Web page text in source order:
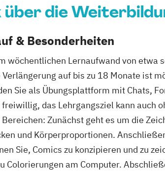
über die
& Besonderheiten
wöchentlichen Lernaufwand von etwa
auf bis zu 18 Monate ist
Sie als Übungsplattform mit Chats,
das Lehrgangsziel kann auch
Zunächst geht es um die
und Körperproportionen.
Sie, Comics zu konzipieren und zu
Colorierungen am Computer.